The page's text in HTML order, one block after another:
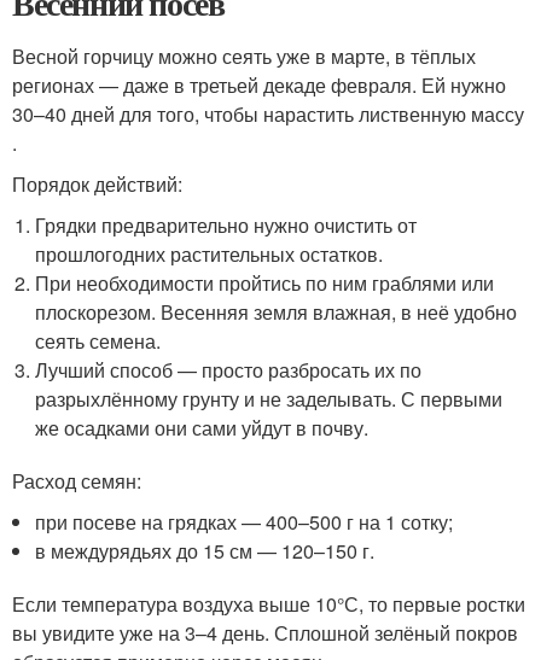
Весной горчицу можно сеять уже в марте, в тёплых
регионах — даже в третьей декаде февраля. Ей нужно
30–40 дней для того, чтобы нарастить лиственную массу
.
Порядок действий:
Грядки предварительно нужно очистить от
прошлогодних растительных остатков.
При необходимости пройтись по ним граблями или
плоскорезом. Весенняя земля влажная, в неё удобно
сеять семена.
Лучший способ — просто разбросать их по
разрыхлённому грунту и не заделывать. С первыми
же осадками они сами уйдут в почву.
Расход семян:
при посеве на грядках — 400–500 г на 1 сотку;
в междурядьях до 15 см — 120–150 г.
Если температура воздуха выше 10°С, то первые ростки
вы увидите уже на 3–4 день. Сплошной зелёный покров